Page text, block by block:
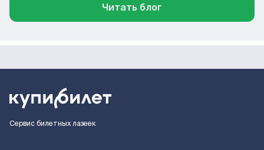
Читать блог
Сервис билетных лазеек